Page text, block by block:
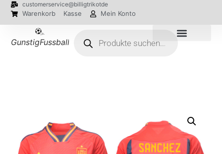
customerservice@billigtrikotde
Warenkorb Kasse Mein Konto
GunstigFussballTrikot